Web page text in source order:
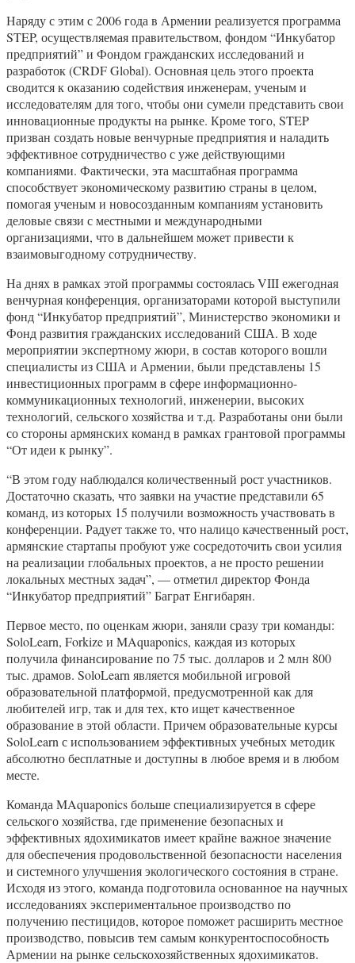
Наряду с этим с 2006 года в Армении реализуется программа
STEP, осуществляемая правительством, фондом “Инкубатор
предприятий” и Фондом гражданских исследований и
разработок (CRDF Global). Основная цель этого проекта
сводится к оказанию содействия инженерам, ученым и
исследователям для того, чтобы они сумели представить свои
инновационные продукты на рынке. Кроме того, STEP
призван создать новые венчурные предприятия и наладить
эффективное сотрудничество с уже действующими
компаниями. Фактически, эта масштабная программа
способствует экономическому развитию страны в целом,
помогая ученым и новосозданным компаниям установить
деловые связи с местными и международными
организациями, что в дальнейшем может привести к
взаимовыгодному сотрудничеству.
На днях в рамках этой программы состоялась VIII ежегодная
венчурная конференция, организаторами которой выступили
фонд “Инкубатор предприятий”, Министерство экономики и
Фонд развития гражданских исследований США. В ходе
мероприятии экспертному жюри, в состав которого вошли
специалисты из США и Армении, были представлены 15
инвестиционных программ в сфере информационно-
коммуникационных технологий, инженерии, высоких
технологий, сельского хозяйства и т.д. Разработаны они были
со стороны армянских команд в рамках грантовой программы
“От идеи к рынку”.
“В этом году наблюдался количественный рост участников.
Достаточно сказать, что заявки на участие представили 65
команд, из которых 15 получили возможность участвовать в
конференции. Радует также то, что налицо качественный рост,
армянские стартапы пробуют уже сосредоточить свои усилия
на реализации глобальных проектов, а не просто решении
локальных местных задач”, — отметил директор Фонда
“Инкубатор предприятий” Баграт Енгибарян.
Первое место, по оценкам жюри, заняли сразу три команды:
SoloLearn, Forkize и MAquaponics, каждая из которых
получила финансирование по 75 тыс. долларов и 2 млн 800
тыс. драмов. SoloLearn является мобильной игровой
образовательной платформой, предусмотренной как для
любителей игр, так и для тех, кто ищет качественное
образование в этой области. Причем образовательные курсы
SoloLearn с использованием эффективных учебных методик
абсолютно бесплатные и доступны в любое время и в любом
месте.
Команда MAquaponics больше специализируется в сфере
сельского хозяйства, где применение безопасных и
эффективных ядохимикатов имеет крайне важное значение
для обеспечения продовольственной безопасности населения
и системного улучшения экологического состояния в стране.
Исходя из этого, команда подготовила основанное на научных
исследованиях экспериментальное производство по
получению пестицидов, которое поможет расширить местное
производство, повысив тем самым конкурентоспособность
Армении на рынке сельскохозяйственных ядохимикатов.